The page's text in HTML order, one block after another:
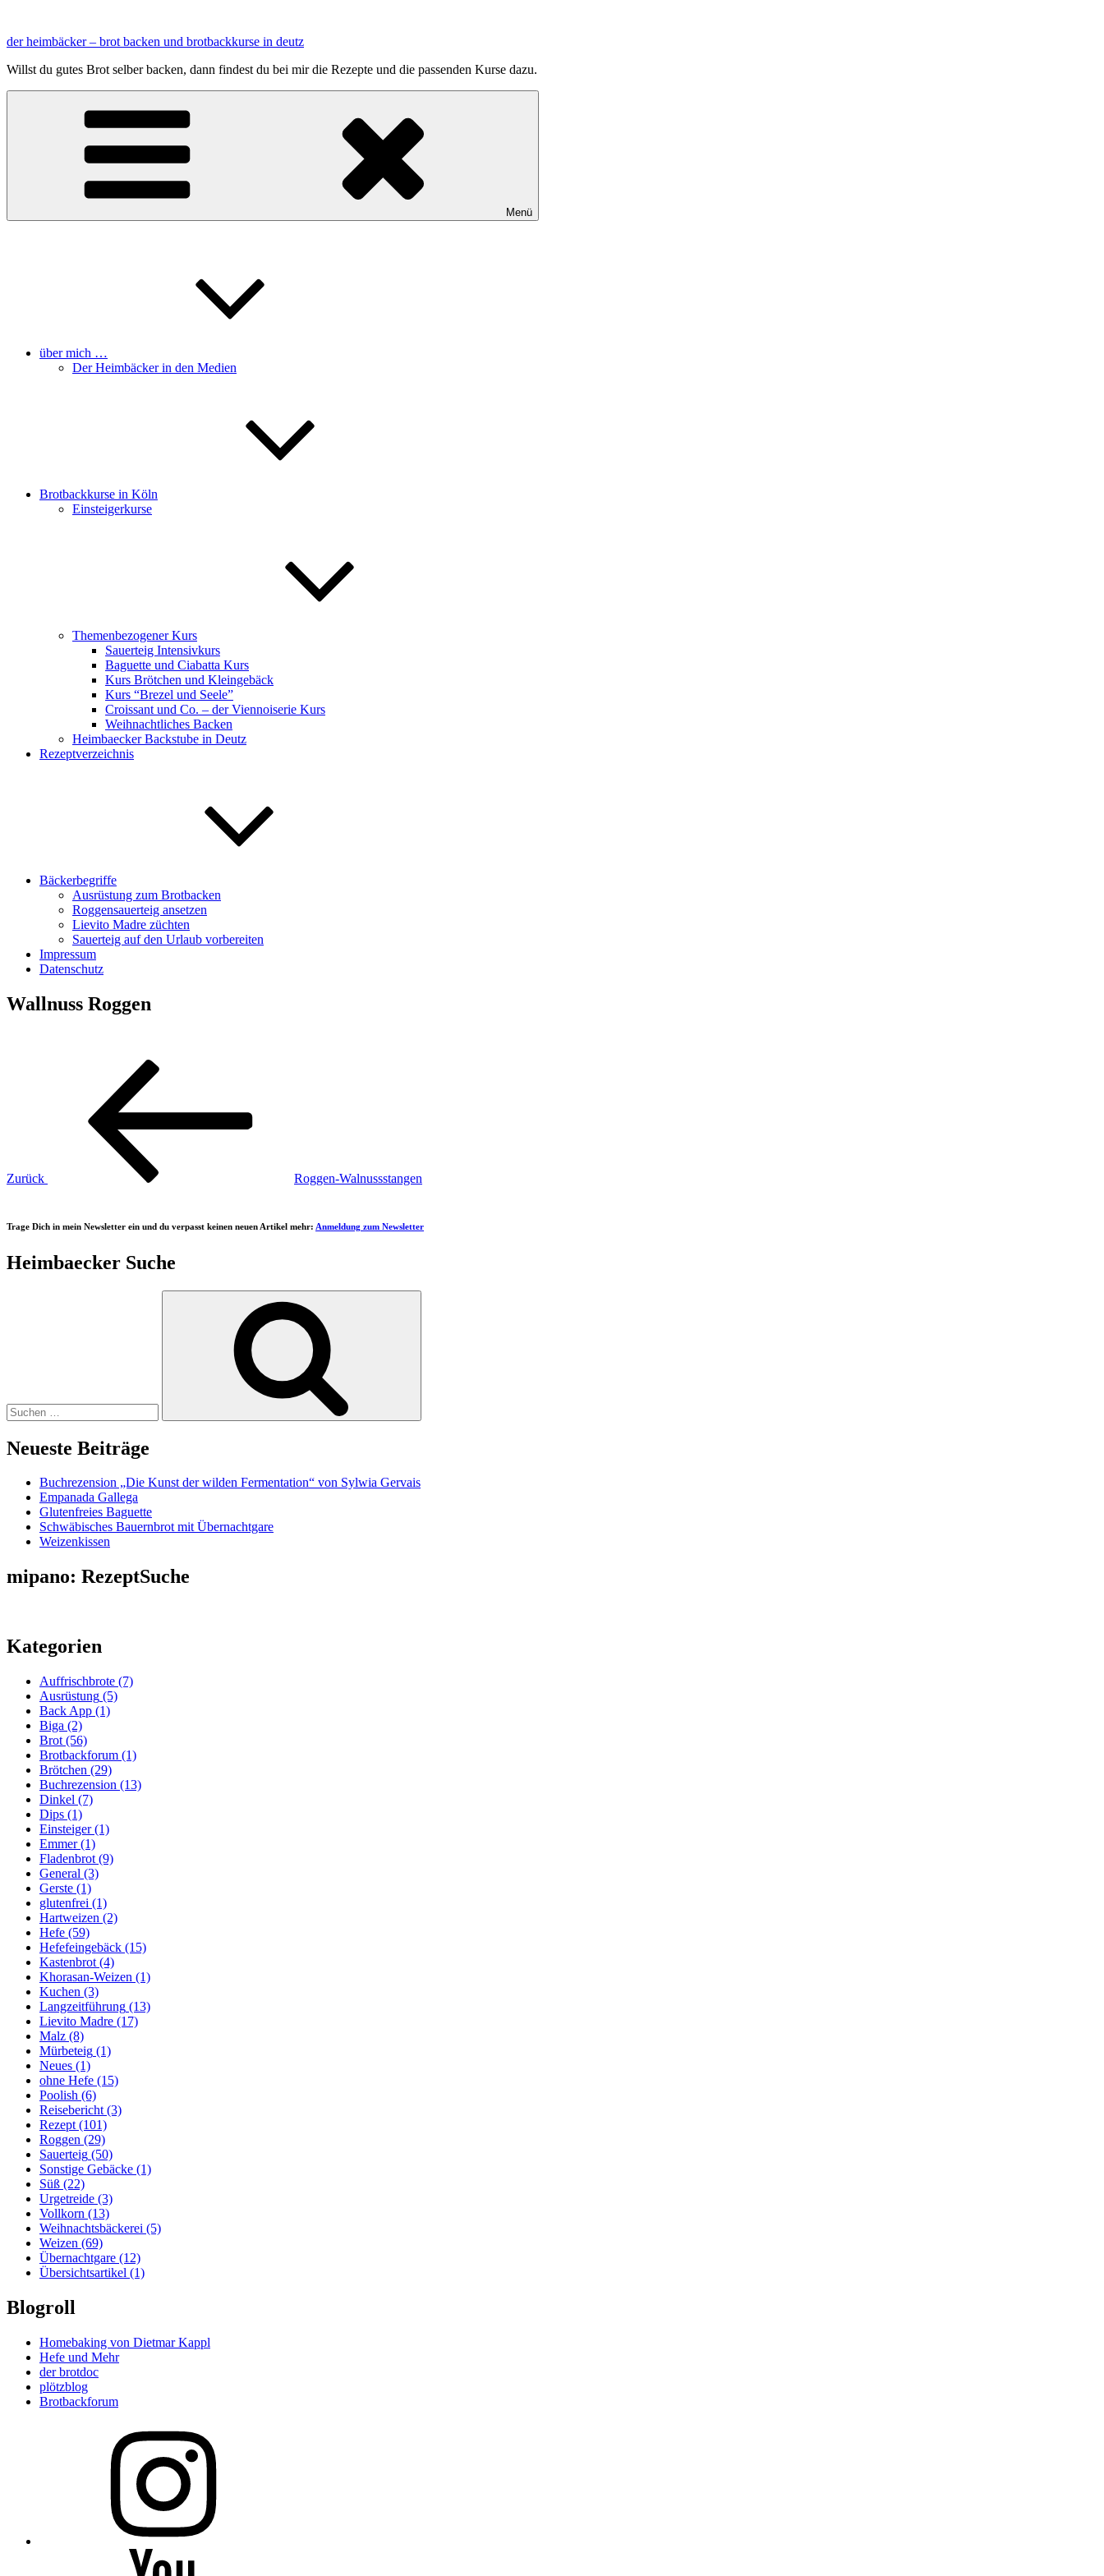
springen
der heimbäcker – brot backen und brotbackkurse in deutz
Willst du gutes Brot selber backen, dann findest du bei mir die Rezepte und die passenden Kurse dazu.
Menü
über mich …
Der Heimbäcker in den Medien
Brotbackkurse in Köln
Einsteigerkurse
Themenbezogener Kurs
Sauerteig Intensivkurs
Baguette und Ciabatta Kurs
Kurs Brötchen und Kleingebäck
Kurs “Brezel und Seele”
Croissant und Co. – der Viennoiserie Kurs
Weihnachtliches Backen
Heimbaecker Backstube in Deutz
Rezeptverzeichnis
Bäckerbegriffe
Ausrüstung zum Brotbacken
Roggensauerteig ansetzen
Lievito Madre züchten
Sauerteig auf den Urlaub vorbereiten
Impressum
Datenschutz
Wallnuss Roggen
Beitragsnavigation
Zurück Roggen-Walnussstangen
Trage Dich in mein Newsletter ein und du verpasst keinen neuen Artikel mehr: Anmeldung zum Newsletter
Heimbaecker Suche
Neueste Beiträge
Buchrezension „Die Kunst der wilden Fermentation“ von Sylwia Gervais
Empanada Gallega
Glutenfreies Baguette
Schwäbisches Bauernbrot mit Übernachtgare
Weizenkissen
mipano: RezeptSuche
Kategorien
Auffrischbrote (7)
Ausrüstung (5)
Back App (1)
Biga (2)
Brot (56)
Brotbackforum (1)
Brötchen (29)
Buchrezension (13)
Dinkel (7)
Dips (1)
Einsteiger(1)
Emmer(1)
Fladenbrot (9)
General (3)
Gerste (1)
glutenfrei (1)
Hartweizen (2)
Hefe (59)
Hefefeingebäck (15)
Kastenbrot (4)
Khorasan-Weizen (1)
Kuchen (3)
Langzeitführung (13)
Lievito Madre (17)
Malz (8)
Mürbeteig (1)
Neues (1)
ohne Hefe (15)
Poolish (6)
Reisebericht (3)
Rezept (101)
Roggen (29)
Sauerteig (50)
Sonstige Gebäcke (1)
Süß (22)
Urgetreide (3)
Vollkorn (13)
Weihnachtsbäckerei (5)
Weizen (69)
Übernachtgare (12)
Übersichtsartikel (1)
Blogroll
Homebaking von Dietmar Kappl
Hefe und Mehr
der brotdoc
plötzblog
Brotbackforum